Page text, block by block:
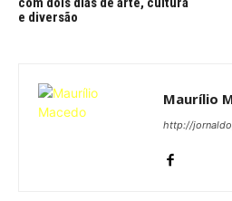
e diversão
Maurílio
http://